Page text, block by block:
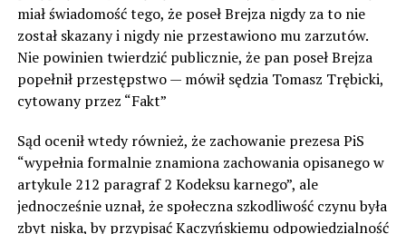
miał świadomość tego, że poseł Brejza nigdy za to nie
został skazany i nigdy nie przestawiono mu zarzutów.
Nie powinien twierdzić publicznie, że pan poseł Brejza
popełnił przestępstwo — mówił sędzia Tomasz Trębicki,
cytowany przez “Fakt”
Sąd ocenił wtedy również, że zachowanie prezesa PiS
“wypełnia formalnie znamiona zachowania opisanego w
artykule 212 paragraf 2 Kodeksu karnego”, ale
jednocześnie uznał, że społeczna szkodliwość czynu była
zbyt niska, by przypisać Kaczyńskiemu odpowiedzialność